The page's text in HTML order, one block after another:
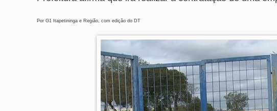
Por G1 Itapetininga e Região, com edição do DT